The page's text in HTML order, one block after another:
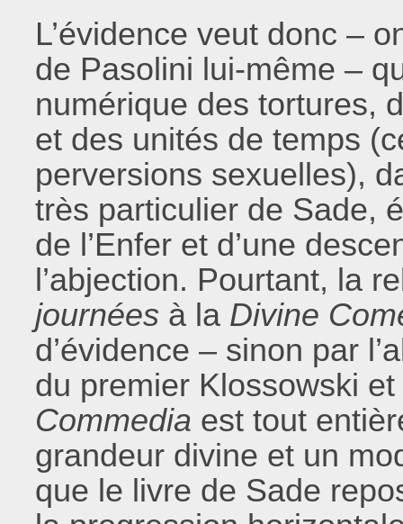
L’évidence veut donc –
de Pasolini lui-même –
numérique des tortures,
et des unités de temps
perversions sexuelles),
très particulier de Sade,
de l’Enfer et d’une
l’abjection. Pourtant, la
journées à la Divine
d’évidence – sinon par
du premier Klossowski
Commedia est tout
grandeur divine et un
que le livre de Sade